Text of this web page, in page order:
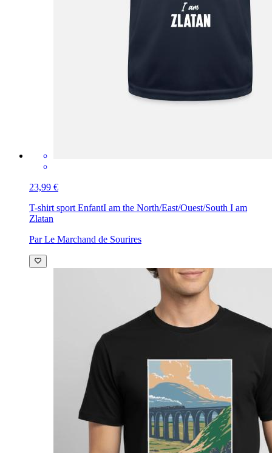
23,99 €
T-shirt sport EnfantI am the North/East/Ouest/South I am
Zlatan
Par Le Marchand de Sourires